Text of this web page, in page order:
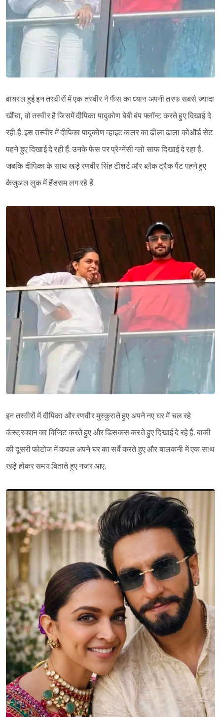
Sign in
वायरल हुई इन तस्वीरों में एक तस्वीर ने फैंस का ध्यान अपनी तरफ सबसे ज्यादा
खींचा, वो तस्वीर है जिसमें दीपिका पादुकोण बेबी बंप फ्लॉन्ट करते हुए दिखाई दे
रही है. इस तस्वीर में दीपिका पादुकोण व्हाइट कलर का ढीला ढाला कोऑर्ड सेट
पहने हुए दिखाई दे रही हैं. उनके फेस पर प्रेग्नेंसी ग्लो साफ दिखाई दे रहा है.
जबकि दीपिका के साथ खड़े रणवीर सिंह टीशर्ट और ब्लैक ट्रैक पैंट पहने हुए
कैजुअल लुक में हैंडसम लग रहे हैं.
इन तस्वीरों में दीपिका और रणवीर मुस्कुराते हुए अपने नए घर में चल रहे
कंस्ट्रक्शन का विजिट करते हुए और डिसकस करते हुए दिखाई दे रहे हैं. बाकी
की दूसरी फोटोज में कपल अपने घर का सर्वे करते हुए और बालकनी में एक साथ
खड़े होकर समय बिताते हुए नजर आए.